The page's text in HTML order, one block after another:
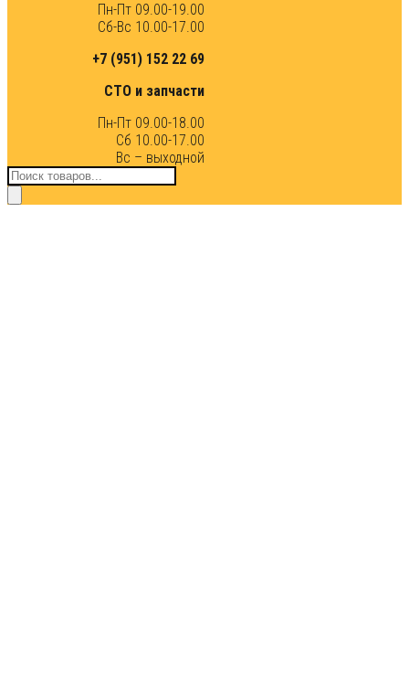
Пн-Пт 09.00-19.00
Сб-Вс 10.00-17.00
+7 (951) 152 22 69
СТО и запчасти
Пн-Пт 09.00-18.00
Сб 10.00-17.00
Вс – выходной
Поиск
товаров